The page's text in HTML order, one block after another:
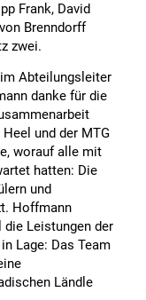
Frank, David
Brenndorff
zwei.
Abteilungsleiter
danke für die
und der MTG
worauf alle mit
hatten: Die
und
Hoffmann
Leistungen der
Lage: Das Team
Ländle